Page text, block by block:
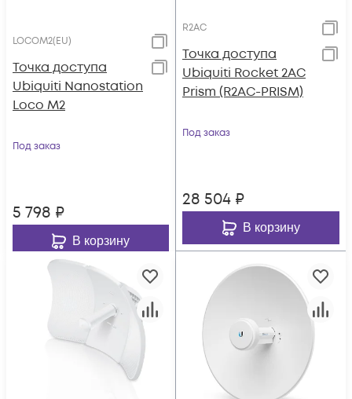
LOCOM2(EU)
Точка доступа
Ubiquiti Nanostation
Loco M2
Под заказ
5 798 ₽
В корзину
R2AC
Toчка доступа
Ubiquiti Rocket 2AC
Prism (R2AC-PRISM)
Под заказ
28 504 ₽
В корзину